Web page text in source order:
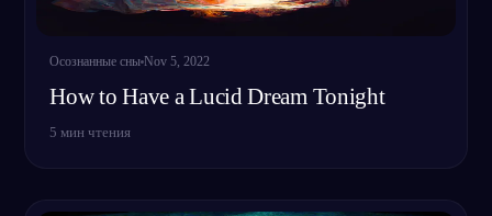
Осознанные сны Nov 5, 2022
How to Have a Lucid Dream Tonight
5 мин чтения